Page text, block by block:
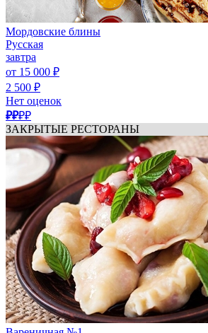
Мордовские блины
Русская
завтра
от 15 000 ₽
2 500 ₽
Нет оценок
₽₽₽₽
ЗАКРЫТЫЕ РЕСТОРАНЫ